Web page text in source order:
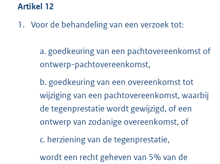
Artikel 12
1. Voor de behandeling van een verzoek tot:
a. goedkeuring van een pachtovereenkomst of
ontwerp-pachtovereenkomst,
b. goedkeuring van een overeenkomst tot
wijziging van een pachtovereenkomst, waarbij
de tegenprestatie wordt gewijzigd, of een
ontwerp van zodanige overeenkomst, of
c. herziening van de tegenprestatie,
wordt een recht geheven van 5% van de